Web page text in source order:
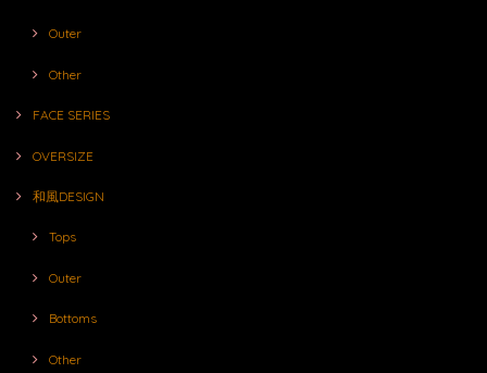
Outer
Other
FACE SERIES
OVERSIZE
和風DESIGN
Tops
Outer
Bottoms
Other